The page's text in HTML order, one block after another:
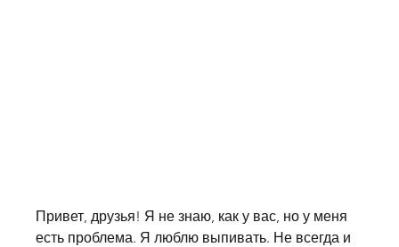
Привет, друзья! Я не знаю, как у вас, но у меня
есть проблема. Я люблю выпивать. Не всегда и